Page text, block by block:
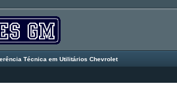
Técnica em Utilitários Chevrolet